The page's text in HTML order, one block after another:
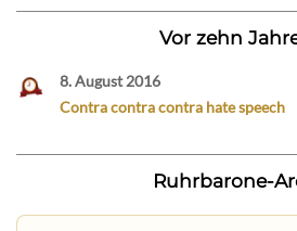
Vor zehn
8. August 2016
Contra contra contra hate speech
Ruhrbarone-